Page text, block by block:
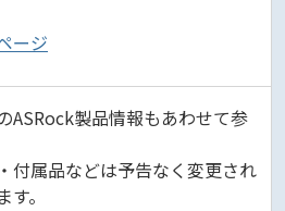
ージ
ASRock製品情報もあわせて参
付属品などは予告なく変更され
。